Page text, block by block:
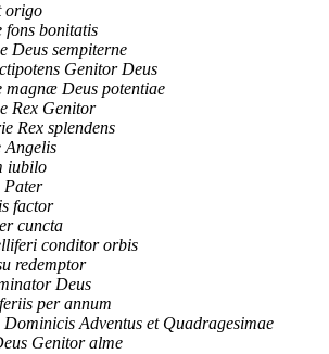
origo
fons bonitatis
Deus sempiterne
Genitor Deus
magnæ Deus potentiae
Rex Genitor
Rex splendens
Angelis
iubilo
Pater
factor
cuncta
conditor orbis
redemptor
Deus
per annum
Dominicis Adventus et Quadragesimae
Genitor alme